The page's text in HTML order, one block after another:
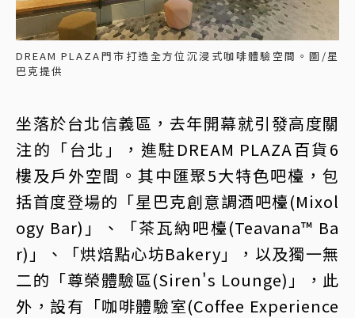
DREAM PLAZA門市打造全方位沉浸式咖啡體驗空間。圖/星
巴克提供
坐落於台北信義區，去年開幕就引發高度關
注的「台北」，進駐DREAM PLAZA百貨6
樓及戶外空間。其中匯聚5大特色吧檯，包
括首度登場的「星巴克創意調酒吧檯(Mixol
ogy Bar)」、「茶瓦納吧檯(Teavana™ Ba
r)」、「烘焙點心坊Bakery」，以及獨一無
二的「尊榮體驗區(Siren's Lounge)」，此
外，設有「咖啡體驗室(Coffee Experience